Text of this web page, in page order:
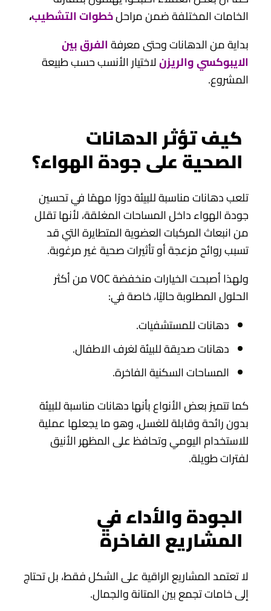
الخامات المختلفة ضمن مراحلخطوات التشطيب،
بداية من الدهانات وحتى معرفةالفرق بين
الايبوكسي والريزنلاختيار الأنسب حسب طبيعة
المشروع.
كيف تؤثر الدهانات
الصحية على جودة الهواء؟
تلعب دهانات مناسبة للبيئة دورًا مهمًا في تحسين
جودة الهواء داخل المساحات المغلقة، لأنها تقلل
من انبعاث المركبات العضوية المتطايرة التي قد
تسبب روائح مزعجة أو تأثيرات صحية غير مرغوبة.
ولهذا أصبحت الخيارات منخفضة VOC من أكثر
الحلول المطلوبة حاليًا، خاصة في:
دهانات للمستشفيات.
دهانات صديقة للبيئة لغرف الاطفال.
المساحات السكنية الفاخرة.
كما تتميز بعض الأنواع بأنها دهانات مناسبة للبيئة
بدون رائحة وقابلة للغسل، وهو ما يجعلها عملية
للاستخدام اليومي وتحافظ على المظهر الأنيق
لفترات طويلة.
الجودة والأداء في
المشاريع الفاخرة
لا تعتمد المشاريع الراقية على الشكل فقط، بل تحتاج
إلى خامات تجمع بين المتانة والجمال.